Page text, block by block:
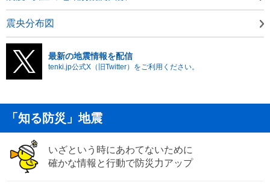
震央分布図
最新の地震情報を配信
tenki.jp公式X（旧Twitter）をご利用ください。
「知る防災」地震
いざという時にあわてないために
確かな情報と行動で防災力アップ